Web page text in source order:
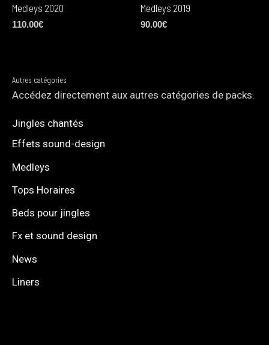
Medleys 2020
110.00€
Medleys 2019
90.00€
Autres catégories
Accédez directement aux autres catégories de packs.
Jingles chantés
Effets sound-design
Medleys
Tops Horaires
Beds pour jingles
Fx et sound design
News
Liners